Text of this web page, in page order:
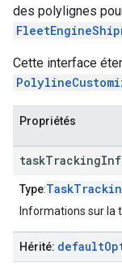
des polylignes
Cette interface
Propriétés
taskTracking
Type:
Informations sur la
Hérité: default